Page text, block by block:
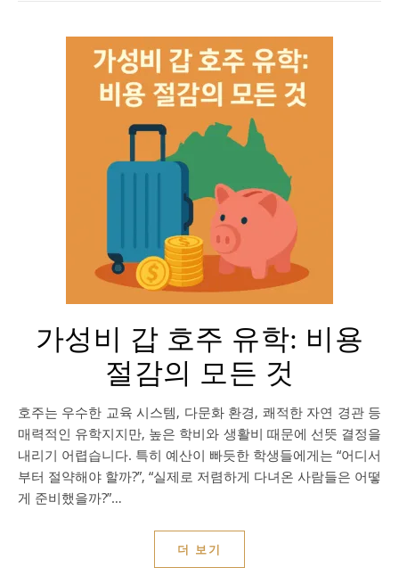
가성비 갑 호주 유학: 비용
절감의 모든 것
호주는 우수한 교육 시스템, 다문화 환경, 쾌적한 자연 경관 등
매력적인 유학지지만, 높은 학비와 생활비 때문에 선뜻 결정을
내리기 어렵습니다. 특히 예산이 빠듯한 학생들에게는 “어디서
부터 절약해야 할까?”, “실제로 저렴하게 다녀온 사람들은 어떻
게 준비했을까?”…
더 보기